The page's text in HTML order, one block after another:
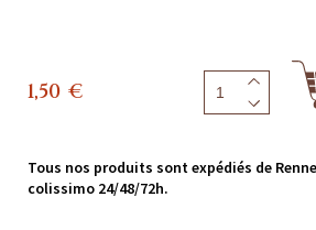
1,50 €
Tous nos produits sont expédiés de
colissimo 24/48/72h.